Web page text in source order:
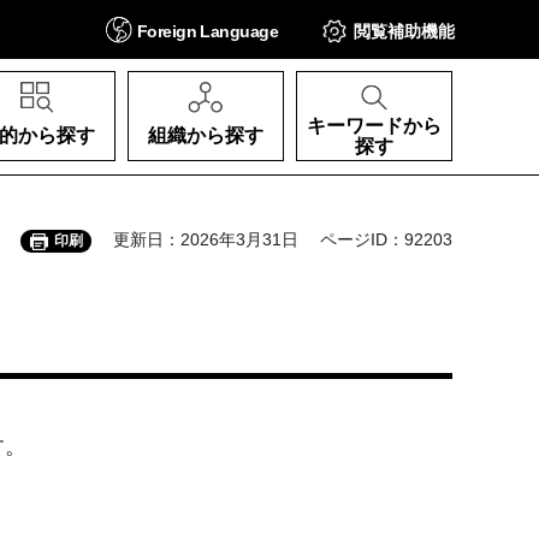
Foreign Language 閲覧補助機能
から探す 組織から探す
キーワードから
探す
印刷 更新日：2026年3月31日 ページID：92203